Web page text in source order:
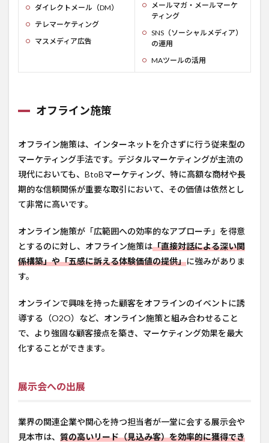
ダイレクトメール（DM）
テレマーケティング
マスメディア広告
メールマガ・メールマーケ
ティング
SNS（ソーシャルメディア）
の運用
MAツールの活用
オフライン施策
オフライン施策は、インターネットを介さずに行う従来型の
マーケティング手法です。デジタルマーケティングが主流の
現代においても、BtoBマーケティング、特に高額な商材や長
期的な信頼関係が重要な取引において、その価値は依然とし
て非常に高いです。
オンライン施策が「広範囲への効率的なアプローチ」を得意
とするのに対し、オフライン施策は「直接対話による深い関
係構築」や「五感に訴える体験価値の提供」に強みがありま
す。
オンラインで興味を持った顧客をオフラインのイベントに誘
導する（O2O）など、オンライン施策と組み合わせること
で、より強固な顧客接点を築き、マーケティング効果を最大
化することができます。
展示会への出展
業界の関連企業や関心を持つ担当者が一堂に会する展示会や
見本市は、 質の高いリード（見込み客）を効率的に獲得でき